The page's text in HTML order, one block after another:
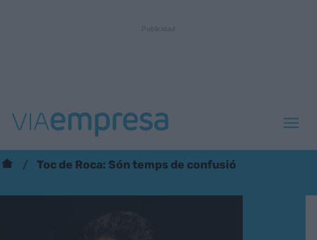
Toc de Roca: Són temps de confusió